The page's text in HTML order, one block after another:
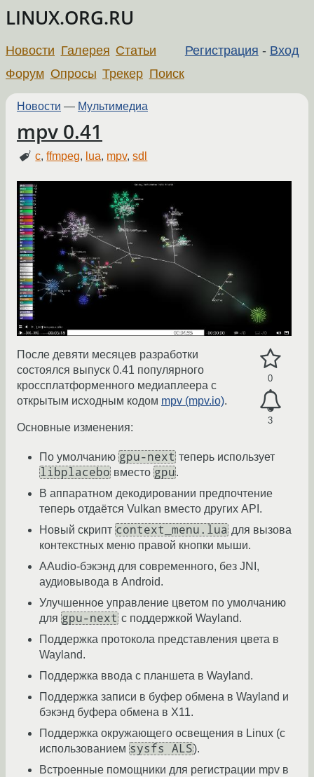
LINUX.ORG.RU
Регистрация - Вход
Новости Галерея Статьи
Форум Опросы Трекер Поиск
Новости — Мультимедиа
mpv 0.41
c,ffmpeg, lua, mpv,sdl
0
3
После девяти месяцев разработки
состоялся выпуск 0.41 популярного
кроссплатформенного медиаплеера с
открытым исходным кодом mpv (mpv.io).
Основные изменения:
По умолчанию gpu-next теперь использует
libplacebo вместо gpu.
В аппаратном декодировании предпочтение
теперь отдаётся Vulkan вместо других API.
Новый скрипт context_menu.lua для вызова
контекстных меню правой кнопки мыши.
AAudio-бэкэнд для современного, без JNI,
аудиовывода в Android.
Улучшенное управление цветом по умолчанию
для gpu-next с поддержкой Wayland.
Поддержка протокола представления цвета в
Wayland.
Поддержка ввода с планшета в Wayland.
Поддержка записи в буфер обмена в Wayland и
бэкэнд буфера обмена в X11.
Поддержка окружающего освещения в Linux (с
использованием sysfs ALS).
Встроенные помощники для регистрации mpv в